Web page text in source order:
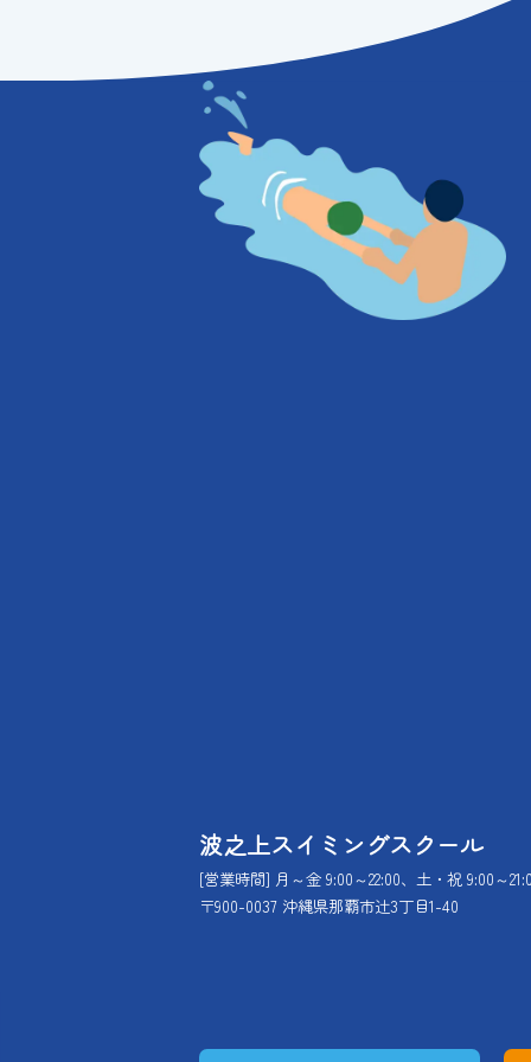
波之上スイミングスクール
[営業時間] 月～金 9:00～22:00、土・祝 9:00～
〒900-0037 沖縄県那覇市辻3丁目1-40